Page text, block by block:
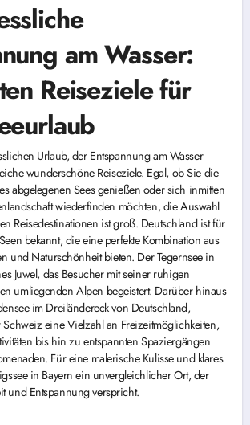
am Wasser:
Reiseziele für
Urlaub, der Entspannung am Wasser
wunderschöne Reiseziele. Egal, ob Sie die
abgelegenen Sees genießen oder sich inmitten
wiederfinden möchten, die Auswahl
Reisedestinationen ist groß. Deutschland ist für
bekannt, die eine perfekte Kombination aus
und Naturschönheit bieten. Der Tegernsee in
Juwel, das Besucher mit seiner ruhigen
umliegenden Alpen begeistert. Darüber hinaus
im Dreiländereck von Deutschland,
eine Vielzahl an Freizeitmöglichkeiten,
bis hin zu entspannten Spaziergängen
Für eine malerische Kulisse und klares
in Bayern ein unvergleichlicher Ort, der
und Entspannung verspricht.